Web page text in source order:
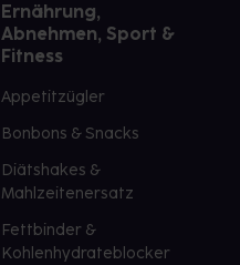
Ernährung,
Abnehmen, Sport &
Fitness
Appetitzügler
Bonbons & Snacks
Diätshakes &
Mahlzeitenersatz
Fettbinder &
Kohlenhydrateblocker